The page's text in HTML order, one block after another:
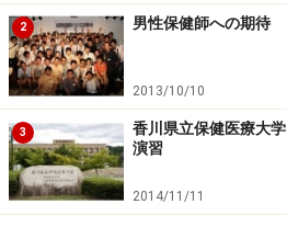
2 男性保健師への期待
2013/10/10
3
香川県立保健医療大
演習
2014/11/11